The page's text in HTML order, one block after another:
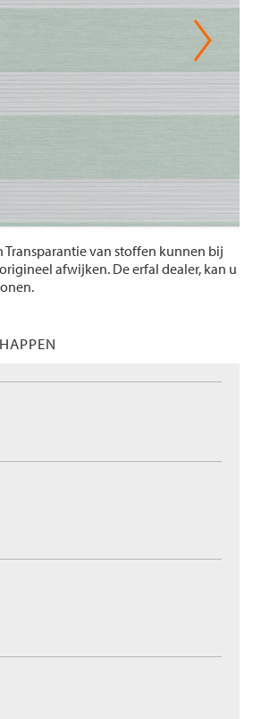
Transparantie van stoffen kunnen bij
afwijken. De erfal dealer, kan u